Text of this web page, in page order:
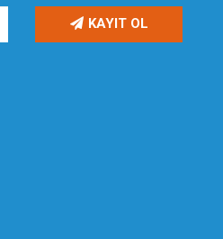
KAYIT OL